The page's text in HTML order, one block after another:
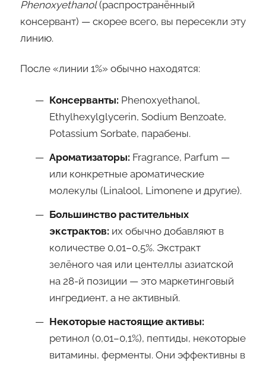
Phenoxyethanol(распространённый
консервант) — скорее всего, вы пересекли эту
линию.
После «линии 1%» обычно находятся:
Консерванты: Phenoxyethanol,
Ethylhexylglycerin, Sodium Benzoate,
Potassium Sorbate, парабены.
Ароматизаторы: Fragrance, Parfum —
или конкретные ароматические
молекулы (Linalool, Limonene и другие).
Большинство растительных
экстрактов: их обычно добавляют в
количестве 0,01–0,5%. Экстракт
зелёного чая или центеллы азиатской
на 28-й позиции — это маркетинговый
ингредиент, а не активный.
Некоторые настоящие активы:
ретинол (0,01–0,1%), пептиды, некоторые
витамины, ферменты. Они эффективны в